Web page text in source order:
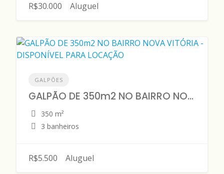
R$30.000 Aluguel
GALPÕES
GALPÃO DE 350m2 NO BAIRRO NOVA VITÓRIA - DISPONÍVEL PARA LOCAÇÃO
350 m²
3 banheiros
R$5.500 Aluguel